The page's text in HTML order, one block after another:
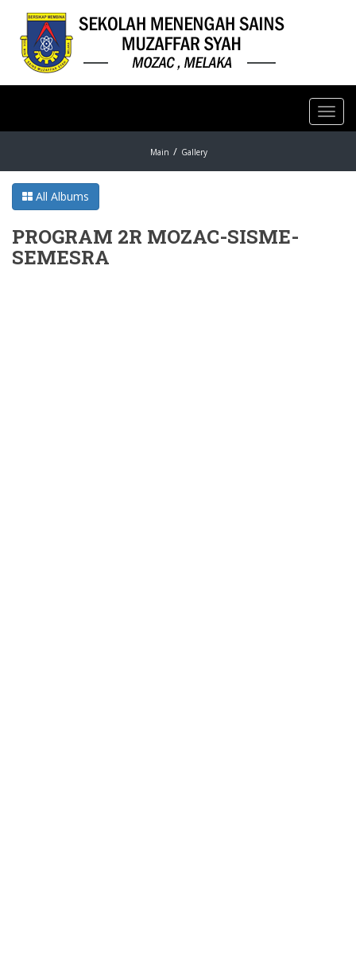
Main Gallery
All Albums
PROGRAM 2R MOZAC-SISME-
SEMESRA